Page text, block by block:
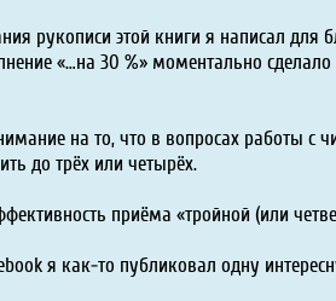
рукописи этой книги я написал для
«…на 30 %» моментально
на то, что в вопросах работы с
до трёх или четырёх.
приёма «тройной (или
я как-то публиковал одну